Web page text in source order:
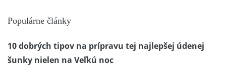
Populárne články
10 dobrých tipov na prípravu tej najlepšej údenej
šunky nielen na Veľkú noc